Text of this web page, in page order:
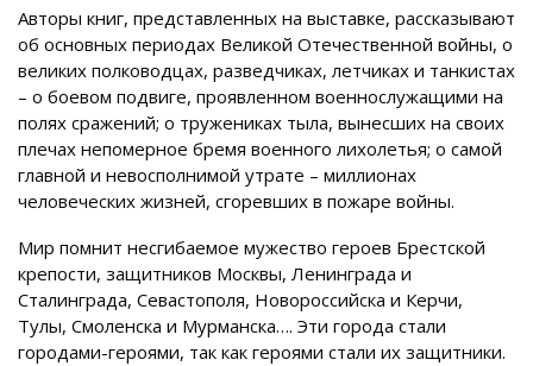
Авторы книг, представленных на выставке, рассказывают
об основных периодах Великой Отечественной войны, о
великих полководцах, разведчиках, летчиках и танкистах
– о боевом подвиге, проявленном военнослужащими на
полях сражений; о тружениках тыла, вынесших на своих
плечах непомерное бремя военного лихолетья; о самой
главной и невосполнимой утрате – миллионах
человеческих жизней, сгоревших в пожаре войны.
Мир помнит несгибаемое мужество героев Брестской
крепости, защитников Москвы, Ленинграда и
Сталинграда, Севастополя, Новороссийска и Керчи,
Тулы, Смоленска и Мурманска…. Эти города стали
городами-героями, так как героями стали их защитники.